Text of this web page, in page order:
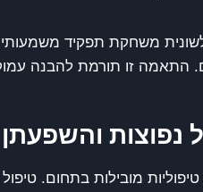
משחקת תפקיד
התאמה זו תורמת להבנה
נפוצות והשפעתן
מובילות בתחום.